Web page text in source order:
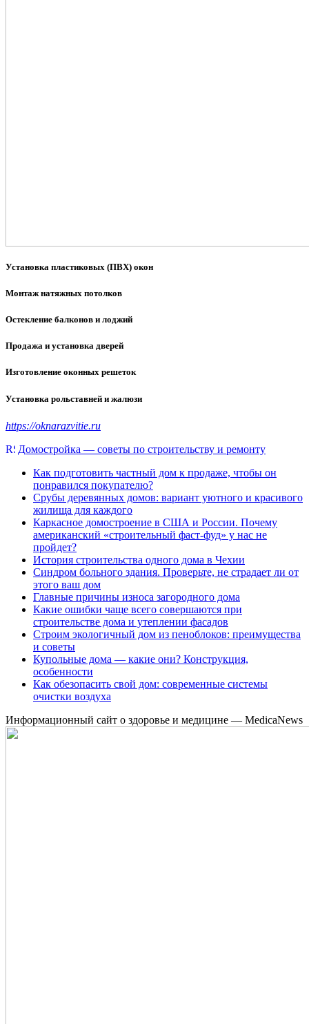
Установка пластиковых (ПВХ) окон
Монтаж натяжных потолков
Остекление балконов и лоджий
Продажа и установка дверей
Изготовление оконных решеток
Установка рольставней и жалюзи
https://oknarazvitie.ru
Домостройка — советы по строительству и ремонту
Как подготовить частный дом к продаже, чтобы он
понравился покупателю?
Срубы деревянных домов: вариант уютного и красивого
жилища для каждого
Каркасное домостроение в США и России. Почему
американский «строительный фаст-фуд» у нас не
пройдет?
История строительства одного дома в Чехии
Синдром больного здания. Проверьте, не страдает ли от
этого ваш дом
Главные причины износа загородного дома
Какие ошибки чаще всего совершаются при
строительстве дома и утеплении фасадов
Строим экологичный дом из пеноблоков: преимущества
и советы
Купольные дома — какие они? Конструкция,
особенности
Как обезопасить свой дом: современные системы
очистки воздуха
Информационный сайт о здоровье и медицине — MedicaNews